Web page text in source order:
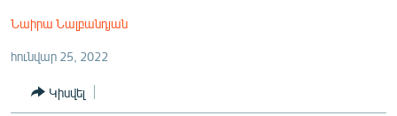
Նաիրա Նալբանդյան
հունվար 25, 2022
Կիսվել